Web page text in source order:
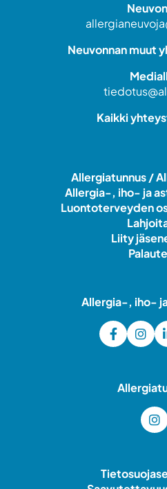
Neuvonnan muut
Kaikki
Allergiatunnus /
Allergia-, iho- ja
Luontoterveyden
Liity
Palaute
Allergia-, iho-